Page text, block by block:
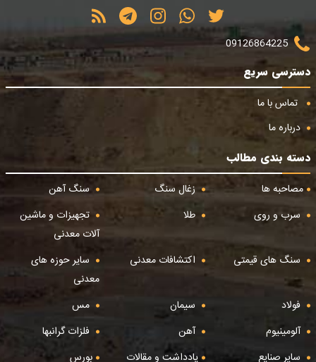
09126864225
دسترسی سریع
تماس با ما
درباره ما
دسته بندی مطالب
مصاحبه ها
زغال سنگ
سنگ آهن
سرب و روی
طلا
تجهیزات و ماشین
آلات معدنی
سنگ های قیمتی
اکتشافات معدنی
سایر حوزه های
معدنی
فولاد
سیمان
مس
آلومینیوم
آهن
فلزات گرانبها
سایر صنایع
یادداشت و مقالات بورس